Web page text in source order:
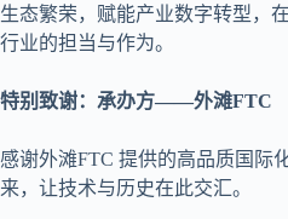
生态繁荣，赋能产业数字转型，
行业的担当与作为。
特别致谢：承办方——外滩FTC
感谢外滩FTC 提供的高品质国际
来，让技术与历史在此交汇。